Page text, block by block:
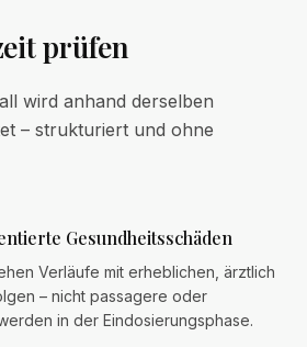
prüfen
wird anhand derselben
– strukturiert und ohne
Gesundheitsschäden
Verläufe mit erheblichen, ärztlich
– nicht passagere oder
in der Eindosierungsphase.